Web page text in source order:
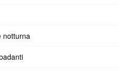
notturna